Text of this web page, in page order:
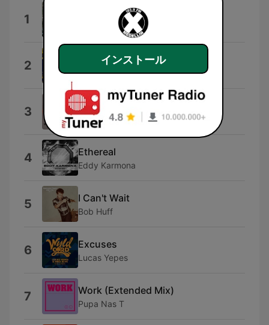
1 Expressing What Matters
2 Relax (Bump 'N' Flex Mix)
Deetah
3 Famax (Franky Rizardo Remix)
RAFFA GUIDO
4 Ethereal
Eddy Karmona
5 I Can't Wait
Bob Huff
6 Excuses
Lucas Yepes
7 Work (Extended Mix)
Pupa Nas T
インストール